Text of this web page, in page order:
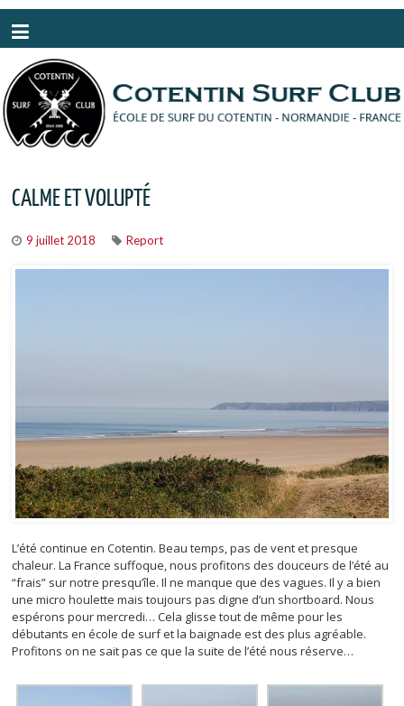
CALME ET VOLUPTÉ
9 juillet 2018 Report
L’été continue en Cotentin. Beau temps, pas de vent et presque
chaleur. La France suffoque, nous profitons des douceurs de l’été au
“frais” sur notre presqu’île. Il ne manque que des vagues. Il y a bien
une micro houlette mais toujours pas digne d’un shortboard. Nous
espérons pour mercredi… Cela glisse tout de même pour les
débutants en école de surf et la baignade est des plus agréable.
Profitons on ne sait pas ce que la suite de l’été nous réserve…
Panneau de gestion des cookies